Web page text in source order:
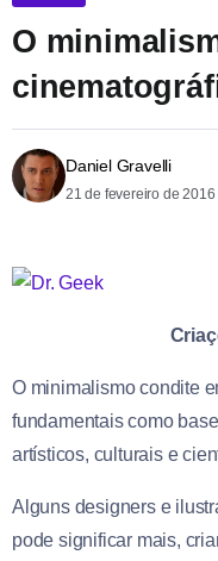
O
Daniel Gravelli
21 de fevereiro de 2016
O minimalismo condite
fundamentais como
artísticos, culturais e
Alguns designers e
pode significar mais,